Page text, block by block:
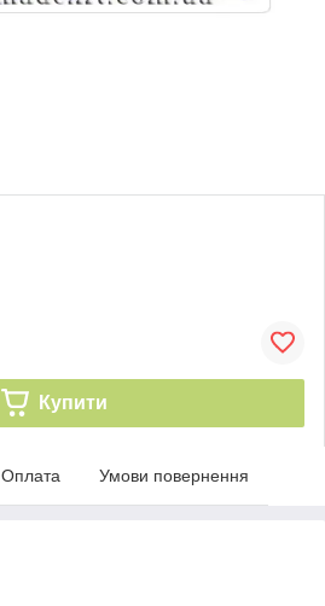
Купити
Оплата Умови повернення